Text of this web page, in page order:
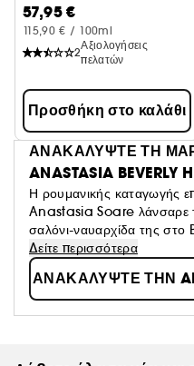
57,95 €
115,90 € / 100ml
2
Αξιολογήσεις
πελατών
Προσθήκη στο καλάθι
ΑΝΑΚΑΛΥΨΤΕ ΤΗ
ANASTASIA BEVERLY
Η ρουμανικής καταγωγής
Anastasia Soare λάνσαρε
σαλόνι-ναυαρχίδα της στο
πρώτη σειρά προϊόντων
τη ιερή γεωμετρία του
καλλυντικά κύρους για
Δείτε περισσότερα
ΑΝΑΚΑΛΥΨΤΕ ΤΗΝ